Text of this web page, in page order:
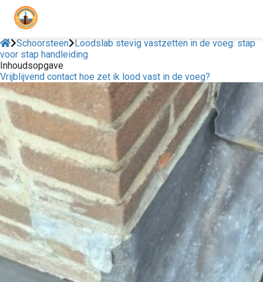
Schoorsteen
Loodslab stevig vastzetten in de voeg: stap
voor stap handleiding
Inhoudsopgave
Vrijblijvend contact hoe zet ik lood vast in de voeg?